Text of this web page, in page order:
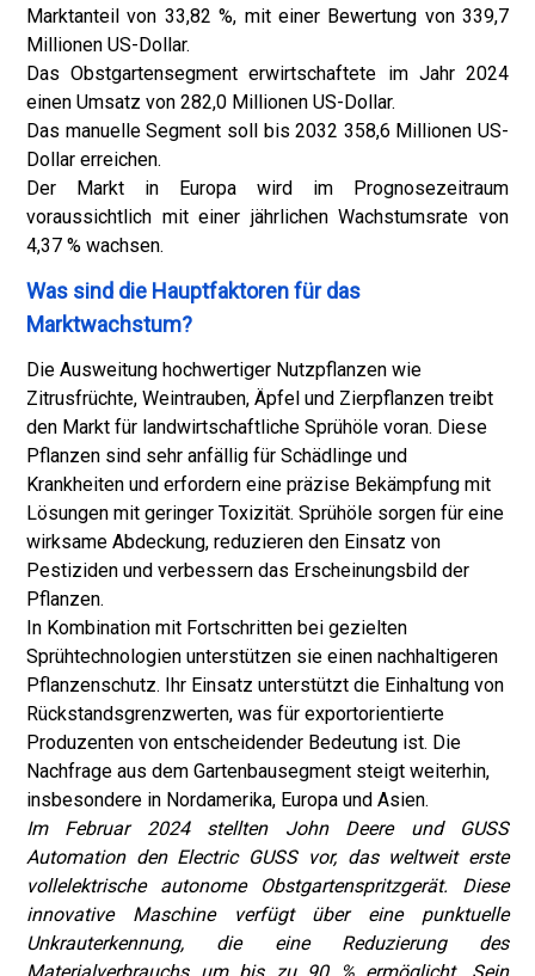
Marktanteil von 33,82 %, mit einer Bewertung von 339,7
Millionen US-Dollar.
Das Obstgartensegment erwirtschaftete im Jahr 2024
einen Umsatz von 282,0 Millionen US-Dollar.
Das manuelle Segment soll bis 2032 358,6 Millionen US-
Dollar erreichen.
Der Markt in Europa wird im Prognosezeitraum
voraussichtlich mit einer jährlichen Wachstumsrate von
4,37 % wachsen.
Was sind die Hauptfaktoren für das
Marktwachstum?
Die Ausweitung hochwertiger Nutzpflanzen wie
Zitrusfrüchte, Weintrauben, Äpfel und Zierpflanzen treibt
den Markt für landwirtschaftliche Sprühöle voran. Diese
Pflanzen sind sehr anfällig für Schädlinge und
Krankheiten und erfordern eine präzise Bekämpfung mit
Lösungen mit geringer Toxizität. Sprühöle sorgen für eine
wirksame Abdeckung, reduzieren den Einsatz von
Pestiziden und verbessern das Erscheinungsbild der
Pflanzen.
In Kombination mit Fortschritten bei gezielten
Sprühtechnologien unterstützen sie einen nachhaltigeren
Pflanzenschutz. Ihr Einsatz unterstützt die Einhaltung von
Rückstandsgrenzwerten, was für exportorientierte
Produzenten von entscheidender Bedeutung ist. Die
Nachfrage aus dem Gartenbausegment steigt weiterhin,
insbesondere in Nordamerika, Europa und Asien.
Im Februar 2024 stellten John Deere und GUSS
Automation den Electric GUSS vor, das weltweit erste
vollelektrische autonome Obstgartenspritzgerät. Diese
innovative Maschine verfügt über eine punktuelle
Unkrauterkennung, die eine Reduzierung des